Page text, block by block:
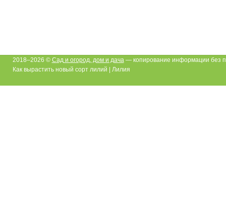
2018–2026 © Сад и огород, дом и дача— копирование информации без
Как вырастить новый сорт лилий | Лилия